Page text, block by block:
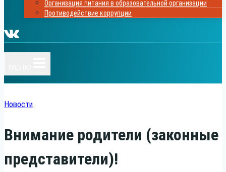
Организация питания в образовательной организации
Противодействие коррупции
Новости
Внимание родители (законные
представители)!